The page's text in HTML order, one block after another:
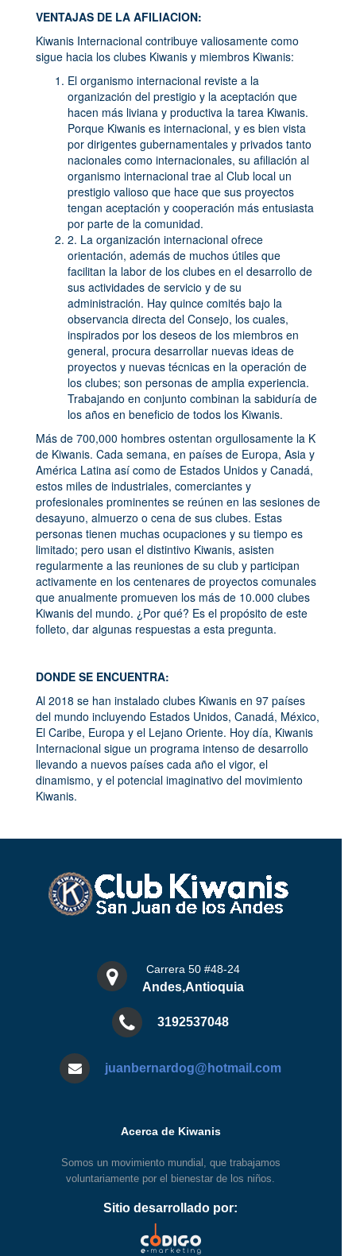
VENTAJAS DE LA AFILIACION:
Kiwanis Internacional contribuye valiosamente como
sigue hacia los clubes Kiwanis y miembros Kiwanis:
El organismo internacional reviste a la
organización del prestigio y la aceptación que
hacen más liviana y productiva la tarea Kiwanis.
Porque Kiwanis es internacional, y es bien vista
por dirigentes gubernamentales y privados tanto
nacionales como internacionales, su afiliación al
organismo internacional trae al Club local un
prestigio valioso que hace que sus proyectos
tengan aceptación y cooperación más entusiasta
por parte de la comunidad.
2. La organización internacional ofrece
orientación, además de muchos útiles que
facilitan la labor de los clubes en el desarrollo de
sus actividades de servicio y de su
administración. Hay quince comités bajo la
observancia directa del Consejo, los cuales,
inspirados por los deseos de los miembros en
general, procura desarrollar nuevas ideas de
proyectos y nuevas técnicas en la operación de
los clubes; son personas de amplia experiencia.
Trabajando en conjunto combinan la sabiduría de
los años en beneficio de todos los Kiwanis.
Más de 700,000 hombres ostentan orgullosamente la K
de Kiwanis. Cada semana, en países de Europa, Asia y
América Latina así como de Estados Unidos y Canadá,
estos miles de industriales, comerciantes y
profesionales prominentes se reúnen en las sesiones de
desayuno, almuerzo o cena de sus clubes. Estas
personas tienen muchas ocupaciones y su tiempo es
limitado; pero usan el distintivo Kiwanis, asisten
regularmente a las reuniones de su club y participan
activamente en los centenares de proyectos comunales
que anualmente promueven los más de 10.000 clubes
Kiwanis del mundo. ¿Por qué? Es el propósito de este
folleto, dar algunas respuestas a esta pregunta.
DONDE SE ENCUENTRA:
Al 2018 se han instalado clubes Kiwanis en 97 países
del mundo incluyendo Estados Unidos, Canadá, México,
El Caribe, Europa y el Lejano Oriente. Hoy día, Kiwanis
Internacional sigue un programa intenso de desarrollo
llevando a nuevos países cada año el vigor, el
dinamismo, y el potencial imaginativo del movimiento
Kiwanis.
Carrera 50 #48-24
Andes,Antioquia
3192537048
juanbernardog@hotmail.com
Acerca de Kiwanis
Somos un movimiento mundial, que trabajamos
voluntariamente por el bienestar de los niños.
Sitio desarrollado por: